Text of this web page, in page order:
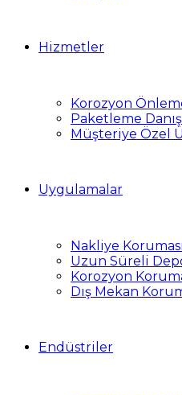
Hizmetler
Korozyon
Paketleme
Müşteriye Özel
Uygulamalar
Nakliye Koruması
Uzun Süreli
Korozyon
Dış Mekan
Endüstriler